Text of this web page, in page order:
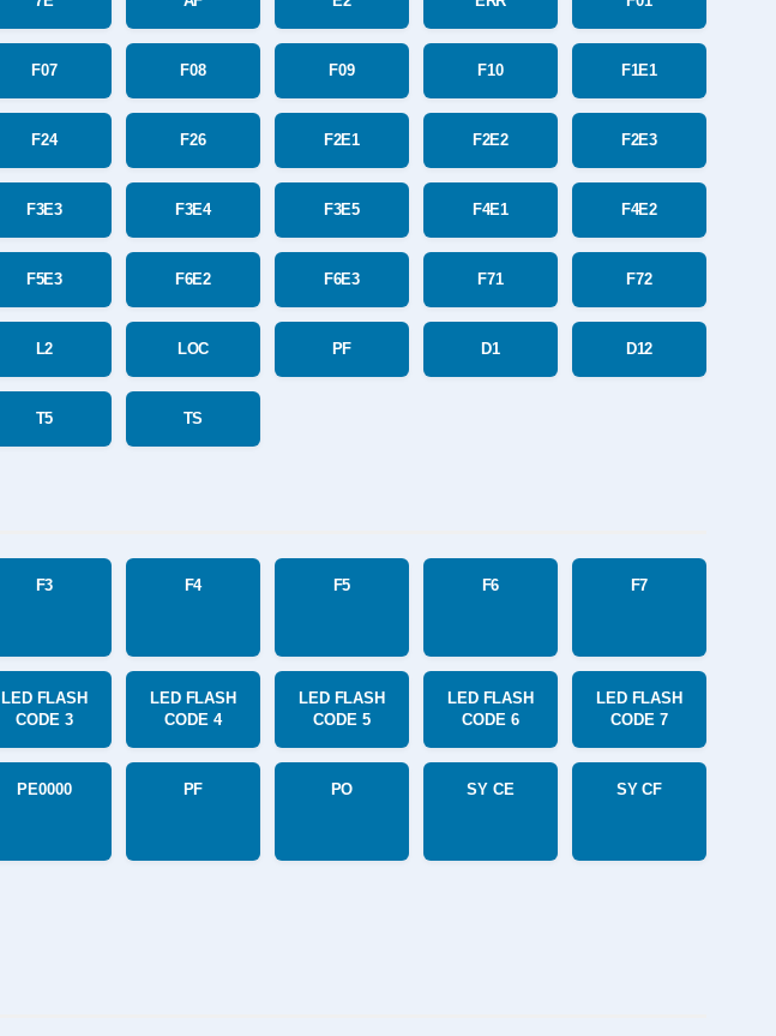
F07 F08 F09 F10 F1E1
F24 F26 F2E1 F2E2 F2E3
F3E3 F3E4 F3E5 F4E1 F4E2
F5E3 F6E2 F6E3 F71 F72
L2 LOC PF D1 D12
T5 TS
F3 F4 F5 F6 F7
LED FLASH
CODE 3
LED FLASH
CODE 4
LED FLASH
CODE 5
LED FLASH
CODE 6
LED FLASH
CODE 7
PE0000 PF PO SY CE SY CF